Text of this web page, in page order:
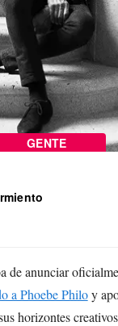
GENTE
de anunciar
a Phoebe Philoy
horizontes